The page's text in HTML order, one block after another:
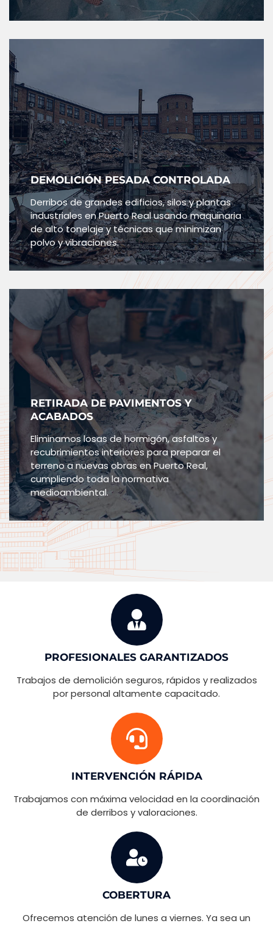
DEMOLICIÓN PESADA CONTROLADA
Derribos de grandes edificios, silos y plantas
industriales en Puerto Real usando maquinaria
de alto tonelaje y técnicas que minimizan
polvo y vibraciones.
RETIRADA DE PAVIMENTOS Y
ACABADOS
Eliminamos losas de hormigón, asfaltos y
recubrimientos interiores para preparar el
terreno a nuevas obras en Puerto Real,
cumpliendo toda la normativa
medioambiental.
PROFESIONALES GARANTIZADOS
Trabajos de demolición seguros, rápidos y realizados
por personal altamente capacitado.
INTERVENCIÓN RÁPIDA
Trabajamos con máxima velocidad en la coordinación
de derribos y valoraciones.
COBERTURA
Ofrecemos atención de lunes a viernes. Ya sea un